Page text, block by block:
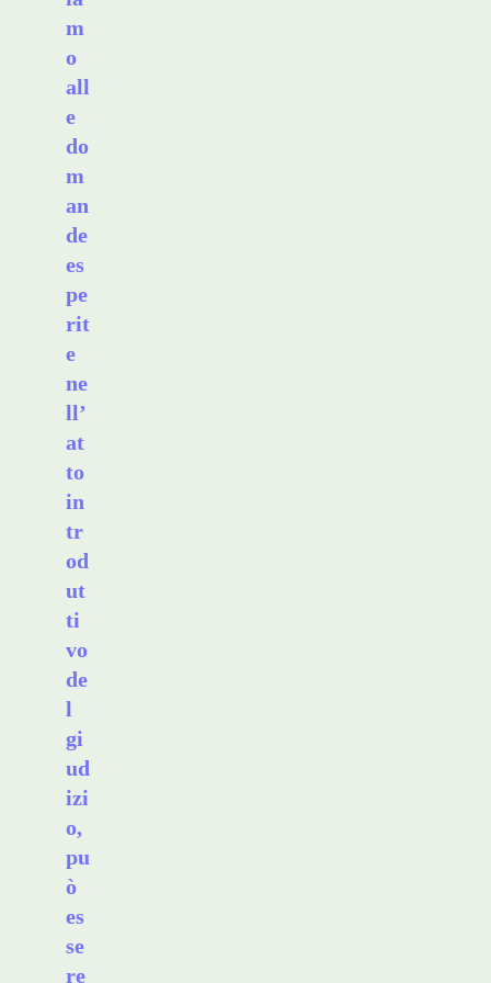
m
o
all
e
do
m
an
de
es
pe
rit
e
ne
ll’
at
to
in
tr
od
ut
ti
vo
de
l
gi
ud
izi
o,
pu
ò
es
se
re